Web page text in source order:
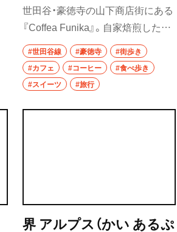
世田谷・豪徳寺の山下商店街にある
『Coffea Funika』。自家焙煎したス
ペシャリティーコーヒーは「豆の個
性を生かしつつ輪郭を若干ぼやか
して、柔らかい印象に」仕上げてあ
り、優しい口当たりと珈琲豆の果実
味から来る自然な甘みが心地よ
す。
#世田谷線 #豪徳寺
#街歩き
#カフェ
#コーヒー
#食べ歩き
#スイーツ
#旅行
界 アルプス（かい あるぷ